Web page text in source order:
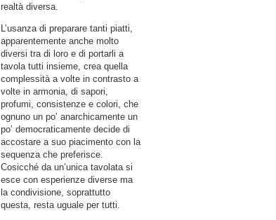
realtà diversa.
L’usanza di preparare tanti piatti,
apparentemente anche molto
diversi tra di loro e di portarli a
tavola tutti insieme, crea quella
complessità a volte in contrasto a
volte in armonia, di sapori,
profumi, consistenze e colori, che
ognuno un po’ anarchicamente un
po’ democraticamente decide di
accostare a suo piacimento con la
sequenza che preferisce.
Cosicché da un’unica tavolata si
esce con esperienze diverse ma
la condivisione, soprattutto
questa, resta uguale per tutti.